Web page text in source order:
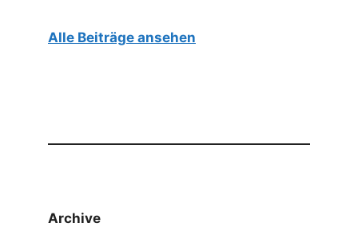
Alle Beiträge ansehen
Archive